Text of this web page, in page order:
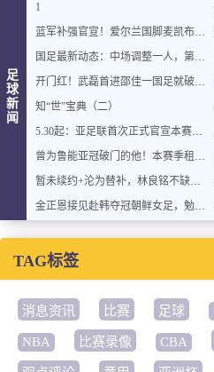
足
球
新
闻
1
蓝军补强官宣！爱尔兰国脚麦凯布告别枪手，签约切尔西锁定五年约
国足最新动态：中场调整一人，第一队长易主，张玉宁让位毫无争议
开门红！武磊首进邵佳一国足就破门，百场里程碑稳了
知“世”宝典（二）
5.30起：亚足联首次正式官宣本赛季首批亚冠精英赛准入名单
曾为鲁能亚冠破门的他！本赛季租借海牛后，出场时间还没邝兆镭多
暂未续约+沦为替补，林良铭不缺下家，国安留第6外援踢亚冠，孔特差个进球
金正恩接见赴韩夺冠朝鲜女足，勉励队员多夺金牌为国争光
TAG标签
消息资讯 比赛 足球
NBA 比赛录像 CBA